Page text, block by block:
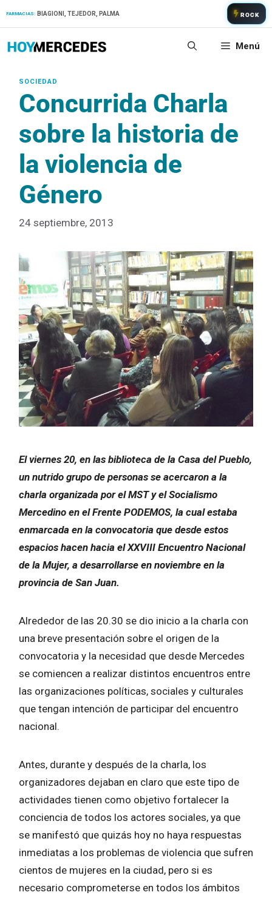
FARMACIAS: BIAGIONI, TEJEDOR, PALMA ROCK
Menú
Concurrida Charla
sobre la historia de
la violencia de
Género
24 septiembre, 2013
El viernes 20, en las biblioteca de la Casa del Pueblo,
un nutrido grupo de personas se acercaron a la
charla organizada por el MST y el Socialismo
Mercedino en el Frente PODEMOS, la cual estaba
enmarcada en la convocatoria que desde estos
espacios hacen hacia el XXVIII Encuentro Nacional
de la Mujer, a desarrollarse en noviembre en la
provincia de San Juan.
Alrededor de las 20.30 se dio inicio a la charla con
una breve presentación sobre el origen de la
convocatoria y la necesidad que desde Mercedes
se comiencen a realizar distintos encuentros entre
las organizaciones políticas, sociales y culturales
que tengan intención de participar del encuentro
nacional.
Antes, durante y después de la charla, los
organizadores dejaban en claro que este tipo de
actividades tienen como objetivo fortalecer la
conciencia de todos los actores sociales, ya que
se manifestó que quizás hoy no haya respuestas
inmediatas a los problemas de violencia que sufren
cientos de mujeres en la ciudad, pero si es
necesario comprometerse en todos los ámbitos